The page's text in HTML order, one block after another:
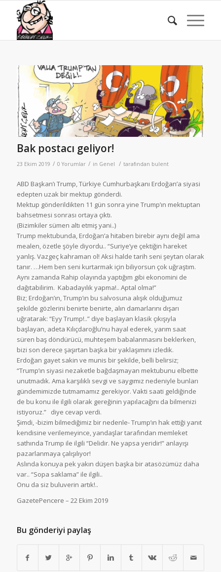
Bak postacı geliyor!
23 Ekim 2019 / 0 Yorumlar / in Genel / tarafından bulent
ABD Başkan’ı Trump, Türkiye Cumhurbaşkanı Erdoğan’a siyasi
edepten uzak bir mektup gönderdi.
Mektup gönderildikten 11 gün sonra yine Trump’ın mektuptan
bahsetmesi sonrası ortaya çıktı.
(Bizimkiler sümen altı etmiş yani..)
Trump mektubunda, Erdoğan’a hitaben birebir aynı değil ama
mealen, özetle şöyle diyordu.. “Suriye’ye çektiğin hareket
yanlış. Vazgeç kahraman ol! Aksi halde tarih seni şeytan olarak
tanır. …Hem ben seni kurtarmak için biliyorsun çok uğraştım.
Aynı zamanda Rahip olayında yaptığım gibi ekonomini de
dağıtabilirim. Kabadayılık yapma!.. Aptal olma!”
Biz; Erdoğan’ın, Trump’ın bu salvosuna alışık olduğumuz
şekilde gözlerini benirte benirte, alın damarlarını dışarı
uğratarak: “Eyy Trump!..” diye başlayan klasik çıkışıyla
başlayan, adeta Kılıçdaroğlu’nu hayal ederek, yarım saat
süren baş döndürücü, muhteşem babalanmasını beklerken,
bizi son derece şaşırtan başka bir yaklaşımını izledik.
Erdoğan gayet sakin ve munis bir şekilde, belli belirsiz;
“Trump’ın siyasi nezaketle bağdaşmayan mektubunu elbette
unutmadık. Ama karşılıklı sevgi ve saygımız nedeniyle bunları
gündemimizde tutmamamız gerekiyor. Vakti saati geldiğinde
de bu konu ile ilgili olarak gereğinin yapılacağını da bilmenizi
istiyoruz.” diye cevap verdi.
Şimdi, -bizim bilmediğimiz bir nedenle- Trump’ın hak ettiği yanıt
kendisine verilemeyince, yandaşlar tarafından memleket
sathında Trump ile ilgili “Delidir. Ne yapsa yeridir!” anlayışı
pazarlanmaya çalışılıyor!
Aslında konuya pek yakın düşen başka bir atasözümüz daha
var.. “Sopa saklama” ile ilgili..
Onu da siz buluverin artık!..
GazetePencere – 22 Ekim 2019
Bu gönderiyi paylaş